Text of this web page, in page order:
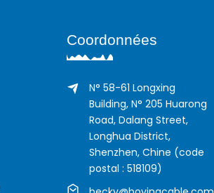
Coordonnées
N° 58-61 Longxing
Building, N° 205 Huarong
Road, Dalang Street,
Longhua District,
Shenzhen, Chine (code
postal : 518109)